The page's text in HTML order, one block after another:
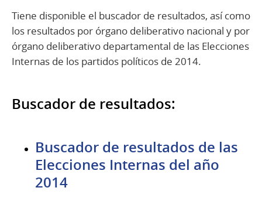
Tiene disponible el buscador de resultados, así como
los resultados por órgano deliberativo nacional y por
órgano deliberativo departamental de las Elecciones
Internas de los partidos políticos de 2014.
Buscador de resultados:
Buscador de resultados de las
Elecciones Internas del año
2014